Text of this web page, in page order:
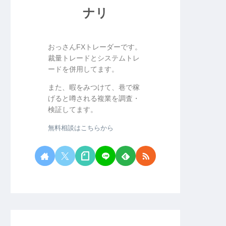
ナリ
おっさんFXトレーダーです。
裁量トレードとシステムトレ
ードを併用してます。
また、暇をみつけて、巷で稼
げると噂される複業を調査・
検証してます。
無料相談はこちらから